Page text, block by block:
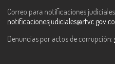
Correo para notificaciones
notificacionesjudiciales@rtvc.gov.co
Denuncias por actos de corrupción: